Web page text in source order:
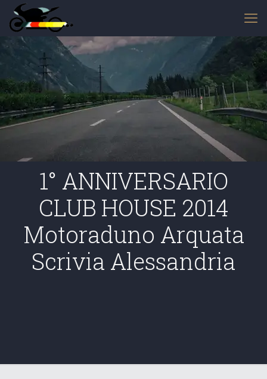
1° ANNIVERSARIO
CLUB HOUSE 2014
Motoraduno Arquata
Scrivia Alessandria